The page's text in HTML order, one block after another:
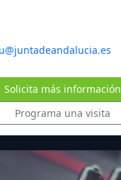
Solicita más información
Programa una visita